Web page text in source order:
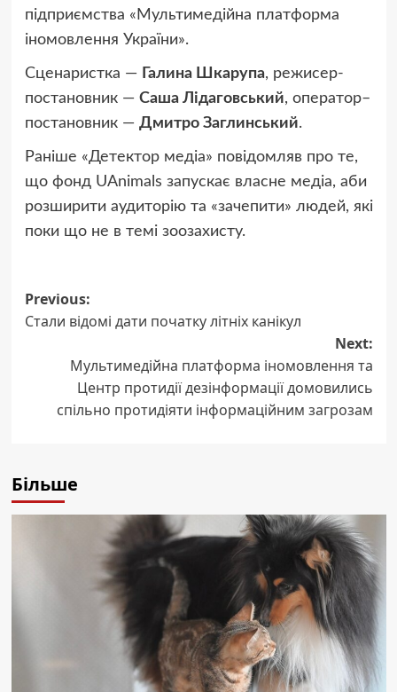
підприємства «Мультимедійна платформа
іномовлення України».
Сценаристка — Галина Шкарупа, режисер-
постановник — Саша Лідаговський, оператор–
постановник — Дмитро Заглинський.
Раніше «Детектор медіа» повідомляв про те,
що фонд UAnimals запускає власне медіа, аби
розширити аудиторію та «зачепити» людей, які
поки що не в темі зоозахисту.
Post
navigation
Previous:
Стали відомі дати початку літніх канікул
Next:
Мультимедійна платформа іномовлення та
Центр протидії дезінформації домовились
спільно протидіяти інформаційним загрозам
Більше